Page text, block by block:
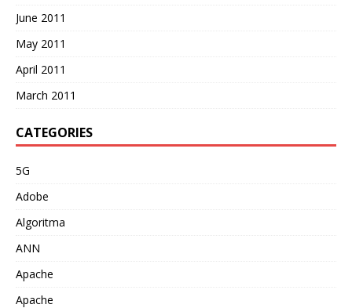
June 2011
May 2011
April 2011
March 2011
CATEGORIES
5G
Adobe
Algoritma
ANN
Apache
Apache